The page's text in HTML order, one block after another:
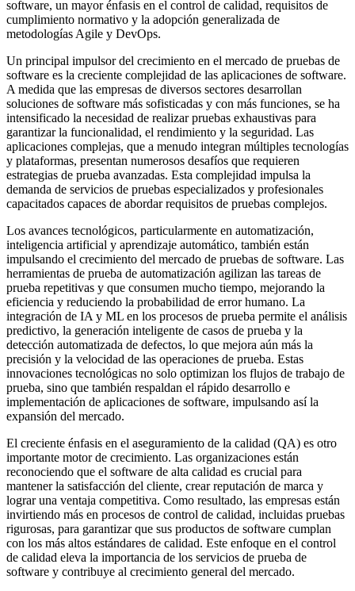
software, un mayor énfasis en el control de calidad, requisitos de
cumplimiento normativo y la adopción generalizada de
metodologías Agile y DevOps.
Un principal impulsor del crecimiento en el mercado de pruebas de
software es la creciente complejidad de las aplicaciones de software.
A medida que las empresas de diversos sectores desarrollan
soluciones de software más sofisticadas y con más funciones, se ha
intensificado la necesidad de realizar pruebas exhaustivas para
garantizar la funcionalidad, el rendimiento y la seguridad. Las
aplicaciones complejas, que a menudo integran múltiples tecnologías
y plataformas, presentan numerosos desafíos que requieren
estrategias de prueba avanzadas. Esta complejidad impulsa la
demanda de servicios de pruebas especializados y profesionales
capacitados capaces de abordar requisitos de pruebas complejos.
Los avances tecnológicos, particularmente en automatización,
inteligencia artificial y aprendizaje automático, también están
impulsando el crecimiento del mercado de pruebas de software. Las
herramientas de prueba de automatización agilizan las tareas de
prueba repetitivas y que consumen mucho tiempo, mejorando la
eficiencia y reduciendo la probabilidad de error humano. La
integración de IA y ML en los procesos de prueba permite el análisis
predictivo, la generación inteligente de casos de prueba y la
detección automatizada de defectos, lo que mejora aún más la
precisión y la velocidad de las operaciones de prueba. Estas
innovaciones tecnológicas no solo optimizan los flujos de trabajo de
prueba, sino que también respaldan el rápido desarrollo e
implementación de aplicaciones de software, impulsando así la
expansión del mercado.
El creciente énfasis en el aseguramiento de la calidad (QA) es otro
importante motor de crecimiento. Las organizaciones están
reconociendo que el software de alta calidad es crucial para
mantener la satisfacción del cliente, crear reputación de marca y
lograr una ventaja competitiva. Como resultado, las empresas están
invirtiendo más en procesos de control de calidad, incluidas pruebas
rigurosas, para garantizar que sus productos de software cumplan
con los más altos estándares de calidad. Este enfoque en el control
de calidad eleva la importancia de los servicios de prueba de
software y contribuye al crecimiento general del mercado.